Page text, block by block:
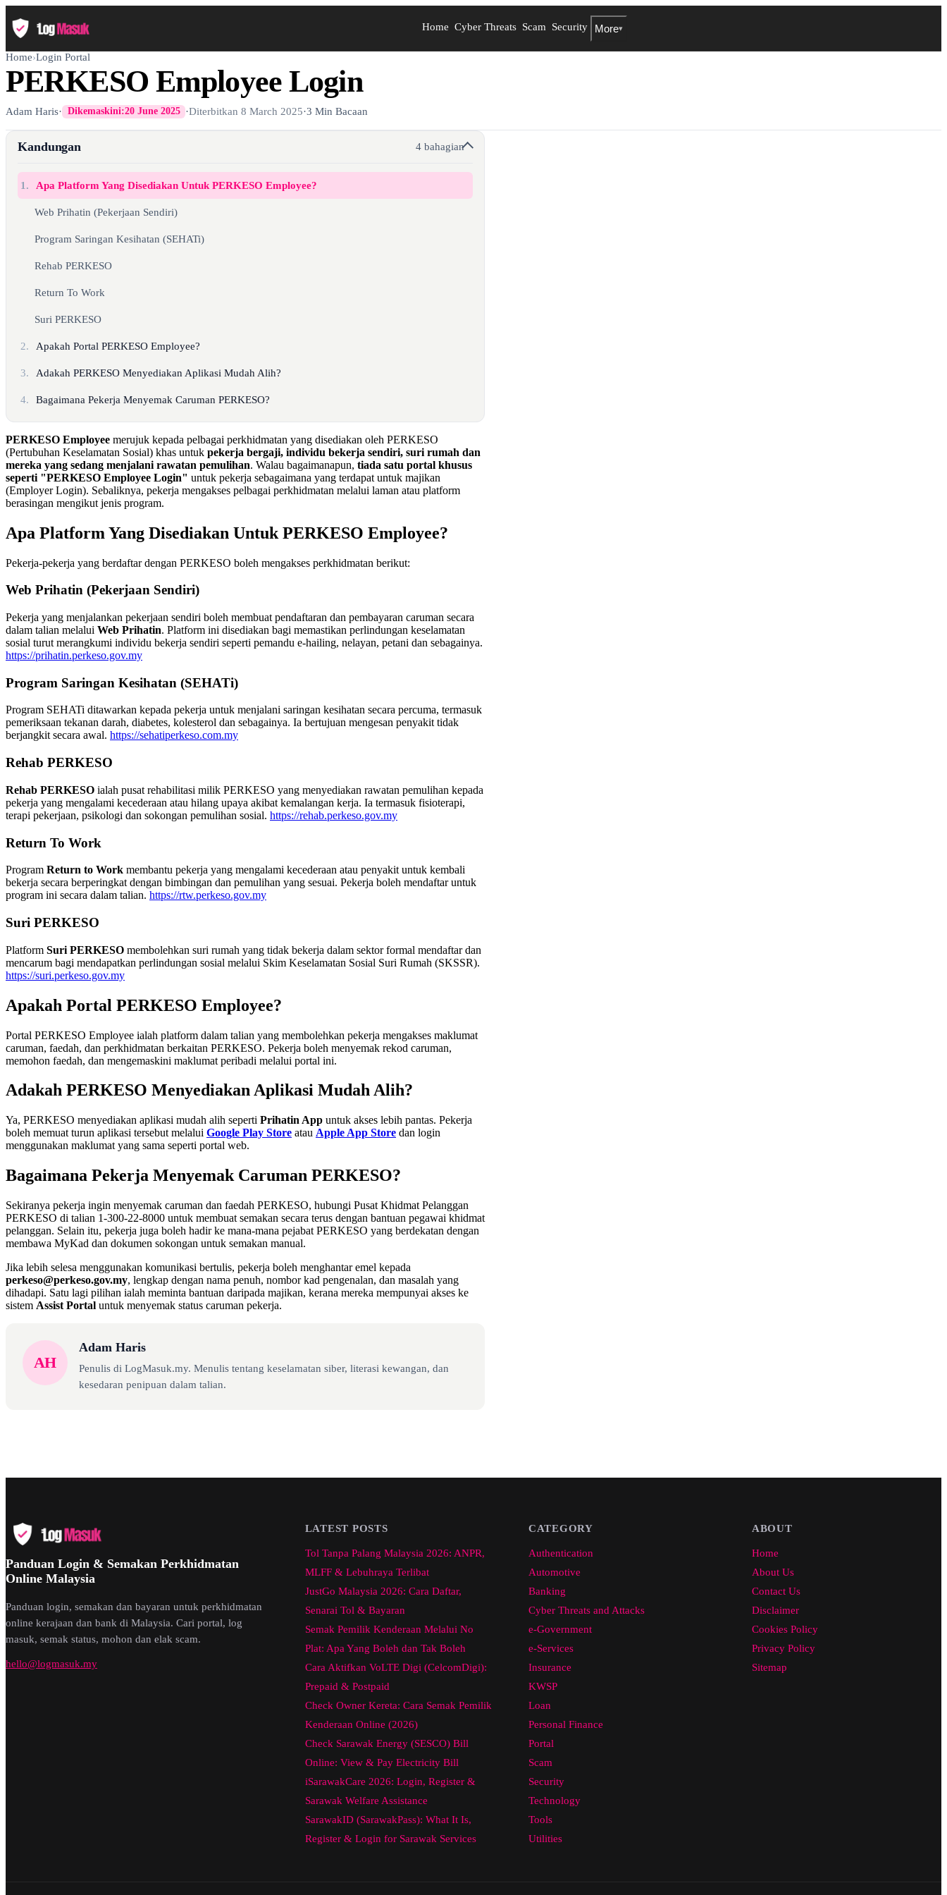
Home Cyber Threats Scam Security More▾
Home›Login Portal
PERKESO Employee Login
Adam Haris· Dikemaskini:20 June 2025 ·Diterbitkan8 March 2025·3 Min Bacaan
Kandungan 4 bahagian
1. Apa Platform Yang Disediakan Untuk PERKESO Employee?
Web Prihatin (Pekerjaan Sendiri)
Program Saringan Kesihatan (SEHATi)
Rehab PERKESO
Return To Work
Suri PERKESO
2. Apakah Portal PERKESO Employee?
3. Adakah PERKESO Menyediakan Aplikasi Mudah Alih?
4. Bagaimana Pekerja Menyemak Caruman PERKESO?
PERKESO Employee merujuk kepada pelbagai perkhidmatan yang disediakan oleh PERKESO
(Pertubuhan Keselamatan Sosial) khas untuk pekerja bergaji, individu bekerja sendiri, suri rumah dan
mereka yang sedang menjalani rawatan pemulihan. Walau bagaimanapun, tiada satu portal khusus
seperti "PERKESO Employee Login" untuk pekerja sebagaimana yang terdapat untuk majikan
(Employer Login). Sebaliknya, pekerja mengakses pelbagai perkhidmatan melalui laman atau platform
berasingan mengikut jenis program.
Apa Platform Yang Disediakan Untuk PERKESO Employee?
Pekerja-pekerja yang berdaftar dengan PERKESO boleh mengakses perkhidmatan berikut:
Web Prihatin (Pekerjaan Sendiri)
Pekerja yang menjalankan pekerjaan sendiri boleh membuat pendaftaran dan pembayaran caruman secara
dalam talian melalui Web Prihatin. Platform ini disediakan bagi memastikan perlindungan keselamatan
sosial turut merangkumi individu bekerja sendiri seperti pemandu e-hailing, nelayan, petani dan sebagainya.
https://prihatin.perkeso.gov.my
Program Saringan Kesihatan (SEHATi)
Program SEHATi ditawarkan kepada pekerja untuk menjalani saringan kesihatan secara percuma, termasuk
pemeriksaan tekanan darah, diabetes, kolesterol dan sebagainya. Ia bertujuan mengesan penyakit tidak
berjangkit secara awal. https://sehatiperkeso.com.my
Rehab PERKESO
Rehab PERKESO ialah pusat rehabilitasi milik PERKESO yang menyediakan rawatan pemulihan kepada
pekerja yang mengalami kecederaan atau hilang upaya akibat kemalangan kerja. Ia termasuk fisioterapi,
terapi pekerjaan, psikologi dan sokongan pemulihan sosial. https://rehab.perkeso.gov.my
Return To Work
Program Return to Work membantu pekerja yang mengalami kecederaan atau penyakit untuk kembali
bekerja secara berperingkat dengan bimbingan dan pemulihan yang sesuai. Pekerja boleh mendaftar untuk
program ini secara dalam talian. https://rtw.perkeso.gov.my
Suri PERKESO
Platform Suri PERKESO membolehkan suri rumah yang tidak bekerja dalam sektor formal mendaftar dan
mencarum bagi mendapatkan perlindungan sosial melalui Skim Keselamatan Sosial Suri Rumah (SKSSR).
https://suri.perkeso.gov.my
Apakah Portal PERKESO Employee?
Portal PERKESO Employee ialah platform dalam talian yang membolehkan pekerja mengakses maklumat
caruman, faedah, dan perkhidmatan berkaitan PERKESO. Pekerja boleh menyemak rekod caruman,
memohon faedah, dan mengemaskini maklumat peribadi melalui portal ini.
Adakah PERKESO Menyediakan Aplikasi Mudah Alih?
Ya, PERKESO menyediakan aplikasi mudah alih seperti Prihatin App untuk akses lebih pantas. Pekerja
boleh memuat turun aplikasi tersebut melalui Google Play Store atau Apple App Store dan login
menggunakan maklumat yang sama seperti portal web.
Bagaimana Pekerja Menyemak Caruman PERKESO?
Sekiranya pekerja ingin menyemak caruman dan faedah PERKESO, hubungi Pusat Khidmat Pelanggan
PERKESO di talian 1-300-22-8000 untuk membuat semakan secara terus dengan bantuan pegawai khidmat
pelanggan. Selain itu, pekerja juga boleh hadir ke mana-mana pejabat PERKESO yang berdekatan dengan
membawa MyKad dan dokumen sokongan untuk semakan manual.
Jika lebih selesa menggunakan komunikasi bertulis, pekerja boleh menghantar emel kepada
perkeso@perkeso.gov.my, lengkap dengan nama penuh, nombor kad pengenalan, dan masalah yang
dihadapi. Satu lagi pilihan ialah meminta bantuan daripada majikan, kerana mereka mempunyai akses ke
sistem Assist Portal untuk menyemak status caruman pekerja.
AH
Adam Haris
Penulis di LogMasuk.my. Menulis tentang keselamatan siber, literasi kewangan, dan
kesedaran penipuan dalam talian.
Panduan Login & Semakan Perkhidmatan
Online Malaysia
Panduan login, semakan dan bayaran untuk perkhidmatan
online kerajaan dan bank di Malaysia. Cari portal, log
masuk, semak status, mohon dan elak scam.
hello@logmasuk.my
LATEST POSTS
Tol Tanpa Palang Malaysia 2026: ANPR,
MLFF & Lebuhraya Terlibat
JustGo Malaysia 2026: Cara Daftar,
Senarai Tol & Bayaran
Semak Pemilik Kenderaan Melalui No
Plat: Apa Yang Boleh dan Tak Boleh
Cara Aktifkan VoLTE Digi (CelcomDigi):
Prepaid & Postpaid
Check Owner Kereta: Cara Semak Pemilik
Kenderaan Online (2026)
Check Sarawak Energy (SESCO) Bill
Online: View & Pay Electricity Bill
iSarawakCare 2026: Login, Register &
Sarawak Welfare Assistance
SarawakID (SarawakPass): What It Is,
Register & Login for Sarawak Services
CATEGORY
Authentication
Automotive
Banking
Cyber Threats and Attacks
e-Government
e-Services
Insurance
KWSP
Loan
Personal Finance
Portal
Scam
Security
Technology
Tools
Utilities
ABOUT
Home
About Us
Contact Us
Disclaimer
Cookies Policy
Privacy Policy
Sitemap